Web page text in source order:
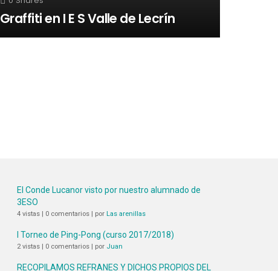
Graffiti en I E S Valle de Lecrín
El Conde Lucanor visto por nuestro alumnado de
3ESO
4 vistas 0 comentarios por Las arenillas
I Torneo de Ping-Pong (curso 2017/2018)
2 vistas 0 comentarios por Juan
RECOPILAMOS REFRANES Y DICHOS PROPIOS DEL